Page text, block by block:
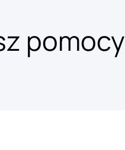
pomocy